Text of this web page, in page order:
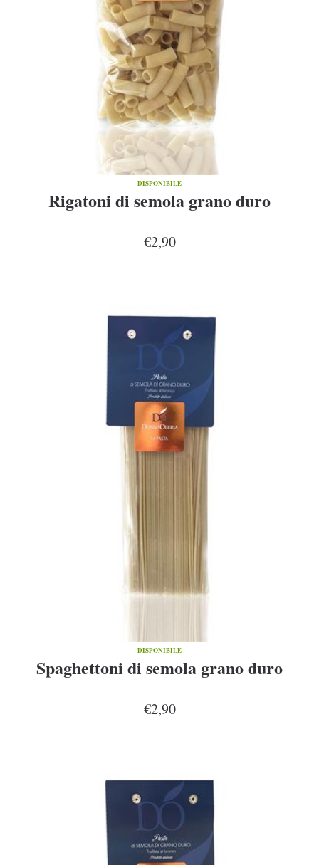
DISPONIBILE
Rigatoni di semola grano duro
€2,90
DISPONIBILE
Spaghettoni di semola grano duro
€2,90